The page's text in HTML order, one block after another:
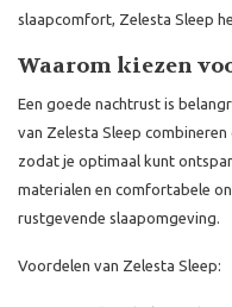
slaapcomfort, Zelesta Sleep
Waarom kiezen
Een goede nachtrust is
van Zelesta Sleep
zodat je optimaal kunt
materialen en comfortabele
rustgevende slaapomgeving.
Voordelen van Zelesta Sleep: